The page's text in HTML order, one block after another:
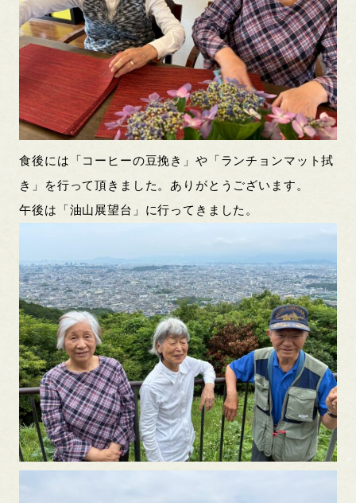
食後には「コーヒーの豆挽き」や「ランチョンマット拭
き」を行って頂きました。ありがとうございます。
午後は「油山展望台」に行ってきました。